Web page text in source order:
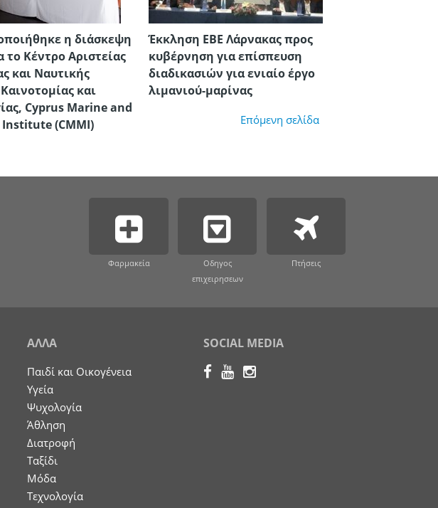
η διάσκεψη
το Κέντρο Αριστείας
και Ναυτικής
και
Cyprus Marine and
(CMMI)
Έκκληση ΕΒΕ Λάρνακας προς
κυβέρνηση για επίσπευση
διαδικασιών για ενιαίο έργο
λιμανιού-μαρίνας
Επόμενη σελίδα
Φαρμακεία
Οδηγος
επιχειρησεων
Πτήσεις
ΑΛΛΑ
Παιδί και Οικογένεια
Υγεία
Ψυχολογία
Άθληση
Διατροφή
Ταξίδι
Μόδα
Τεχνολογία
SOCIAL MEDIA